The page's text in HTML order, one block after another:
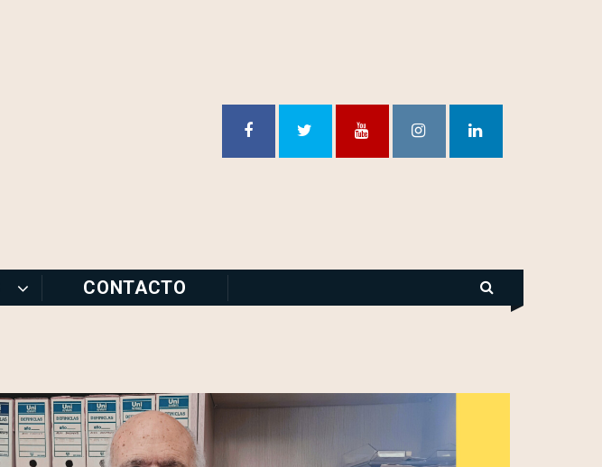
CONTACTO